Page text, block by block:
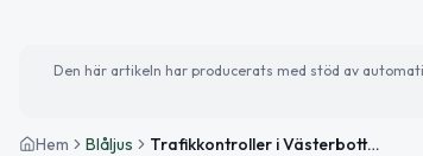
Den här artikeln har producerats med stöd av
Hem Blåljus Trafikkontroller i Västerbottens län – samtliga förare nyktra utom en anmälan för olovlig körning